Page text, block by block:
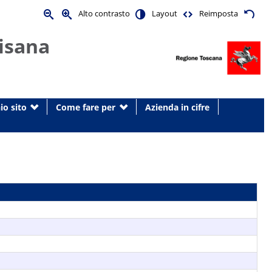
Alto contrasto Layout Reimposta
sito Come fare per
Azienda in cifre